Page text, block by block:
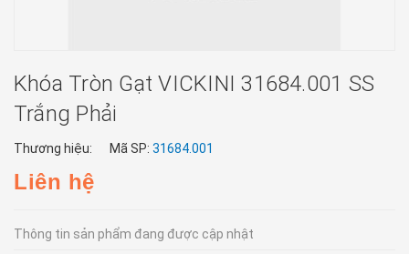
Khóa Tròn Gạt VICKINI 31684.001 SS
Trắng Phải
Thương hiệu: Mã SP: 31684.001
Liên hệ
Thông tin sản phẩm đang được cập nhật